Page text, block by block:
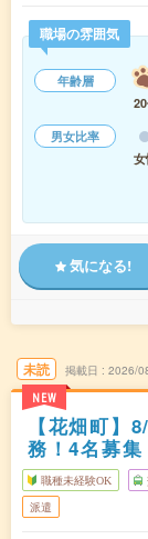
職場の雰囲気
年齢層
男女比率
気になる!
未読
NEW
掲載日 2026/
【花畑町】
務！4名募集
職種未経験OK
派遣